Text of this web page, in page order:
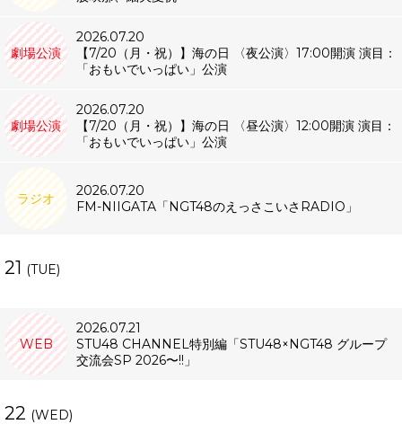
劇場公演
2026.07.20
【7/20（月・祝）】海の日 〈夜公演〉17:00開演 演目：
「おもいでいっぱい」公演
劇場公演
2026.07.20
【7/20（月・祝）】海の日 〈昼公演〉12:00開演 演目：
「おもいでいっぱい」公演
ラジオ
2026.07.20
FM-NIIGATA「NGT48のえっさこいさRADIO」
21 (TUE)
WEB
2026.07.21
STU48 CHANNEL特別編「STU48×NGT48 グループ
交流会SP 2026〜!!」
22 (WED)